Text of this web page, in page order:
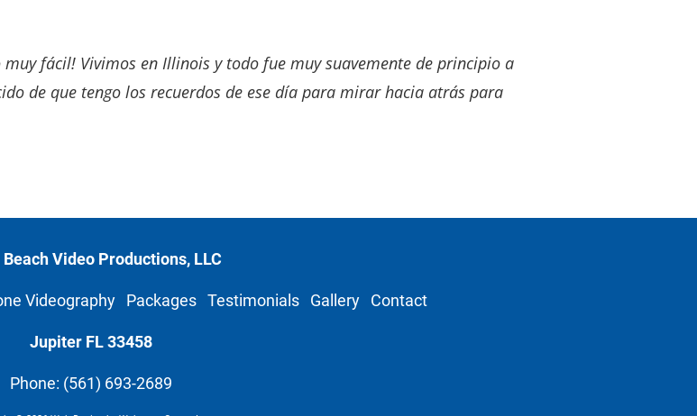
fácil! Vivimos en Illinois y todo fue muy suavemente de principio a
de que tengo los recuerdos de ese día para mirar hacia atrás para
Video Productions, LLC
Videography Packages Testimonials Gallery Contact
Jupiter FL33458
Phone: (561) 693-2689